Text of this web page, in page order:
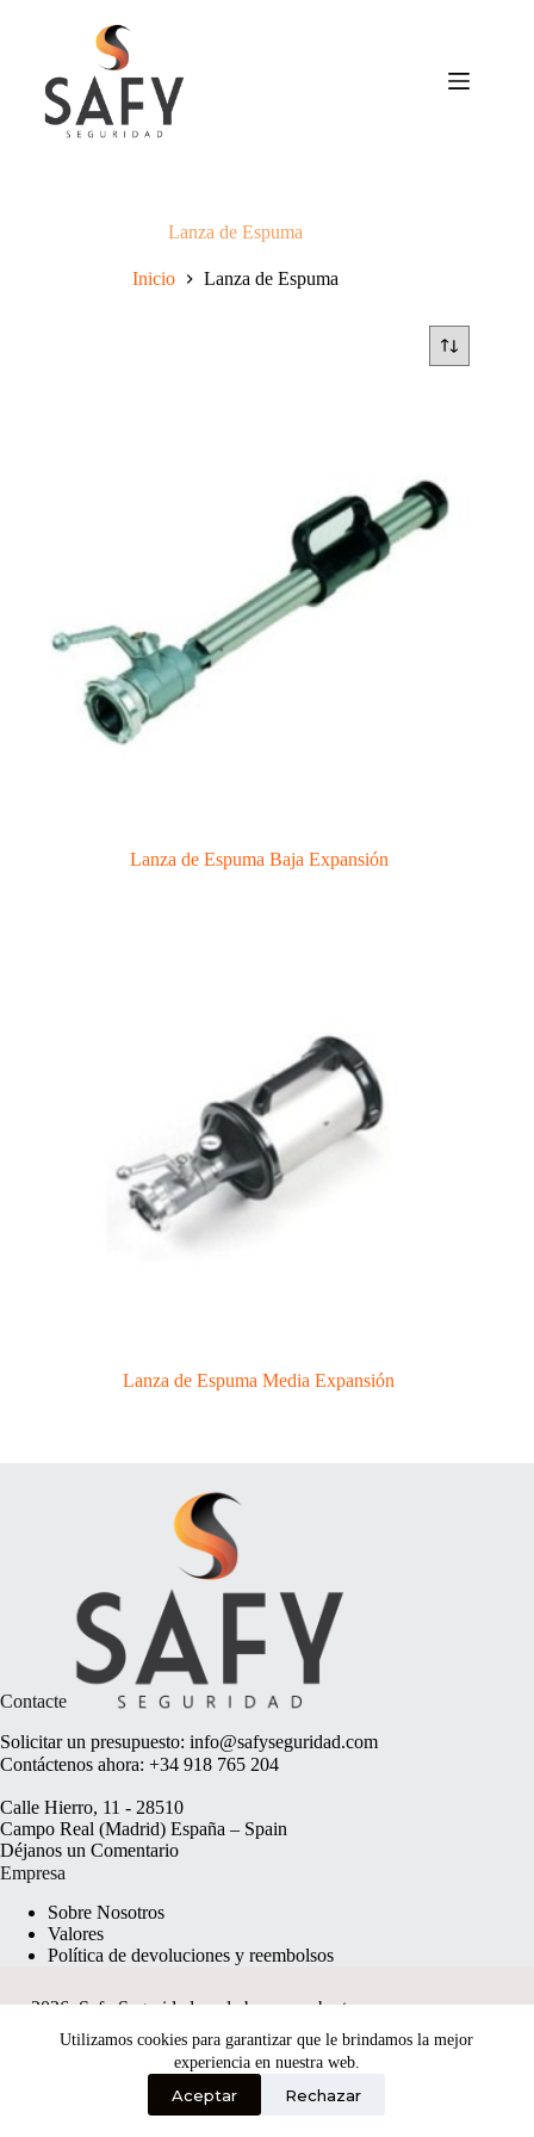
Utilizamos cookies para garantizar que le brindamos la mejor
experiencia en nuestra web.
Aceptar Rechazar
Lanza de Espuma
Inicio Lanza de Espuma
Lanza de Espuma Baja Expansión
Lanza de Espuma Media Expansión
Contacte
Solicitar un presupuesto: info@safyseguridad.com
Contáctenos ahora: +34 918 765 204
Calle Hierro, 11 - 28510
Campo Real (Madrid) España – Spain
Déjanos un Comentario
Empresa
Sobre Nosotros
Valores
Política de devoluciones y reembolsos
2026, Safy Seguridad made byanyweb.pt